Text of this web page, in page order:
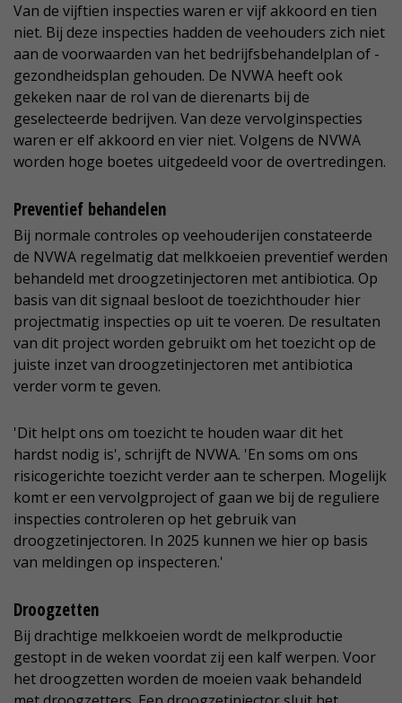
Van de vijftien inspecties waren er vijf akkoord en tien
niet. Bij deze inspecties hadden de veehouders zich niet
aan de voorwaarden van het bedrijfsbehandelplan of -
gezondheidsplan gehouden. De NVWA heeft ook
gekeken naar de rol van de dierenarts bij de
geselecteerde bedrijven. Van deze vervolginspecties
waren er elf akkoord en vier niet. Volgens de NVWA
worden hoge boetes uitgedeeld voor de overtredingen.
Preventief behandelen
Bij normale controles op veehouderijen constateerde
de NVWA regelmatig dat melkkoeien preventief werden
behandeld met droogzetinjectoren met antibiotica. Op
basis van dit signaal besloot de toezichthouder hier
projectmatig inspecties op uit te voeren. De resultaten
van dit project worden gebruikt om het toezicht op de
juiste inzet van droogzetinjectoren met antibiotica
verder vorm te geven.
'Dit helpt ons om toezicht te houden waar dit het
hardst nodig is', schrijft de NVWA. 'En soms om ons
risicogerichte toezicht verder aan te scherpen. Mogelijk
komt er een vervolgproject of gaan we bij de reguliere
inspecties controleren op het gebruik van
droogzetinjectoren. In 2025 kunnen we hier op basis
van meldingen op inspecteren.'
Droogzetten
Bij drachtige melkkoeien wordt de melkproductie
gestopt in de weken voordat zij een kalf werpen. Voor
het droogzetten worden de moeien vaak behandeld